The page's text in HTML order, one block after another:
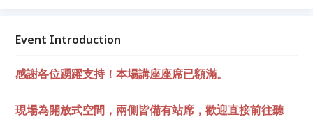
Event Introduction
感謝各位踴躍支持！本場講座座席已額滿。
現場為開放式空間，兩側皆備有站席，歡迎直接前往聽